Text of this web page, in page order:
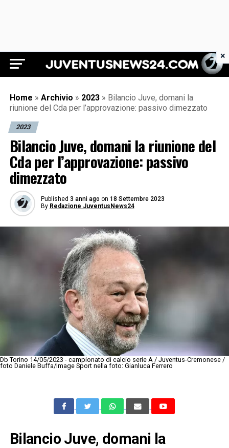
Juventus News 24
Home » Archivio » 2023 » Bilancio Juve, domani la
riunione del Cda per l’approvazione: passivo dimezzato
2023
Bilancio Juve, domani la riunione del
Cda per l’approvazione: passivo
dimezzato
Published 3 anni ago on 18 Settembre 2023
By Redazione JuventusNews24
Db Torino 14/05/2023 - campionato di calcio serie A / Juventus-Cremonese /
foto Daniele Buffa/Image Sport nella foto: Gianluca Ferrero
Bilancio Juve, domani la
×